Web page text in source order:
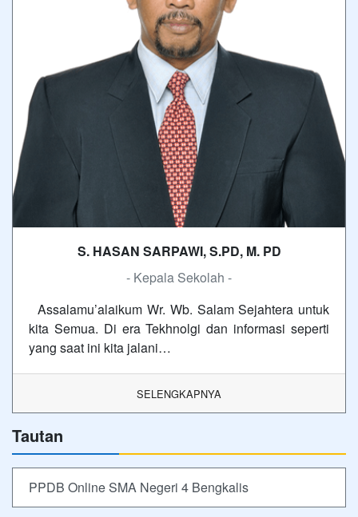
S. HASAN SARPAWI, S.PD, M. PD
- Kepala Sekolah -
Assalamu’alaikum Wr. Wb. Salam Sejahtera untuk
kita Semua. Di era Tekhnolgi dan informasi seperti
yang saat ini kita jalani…
SELENGKAPNYA
Tautan
PPDB Online SMA Negeri 4 Bengkalis